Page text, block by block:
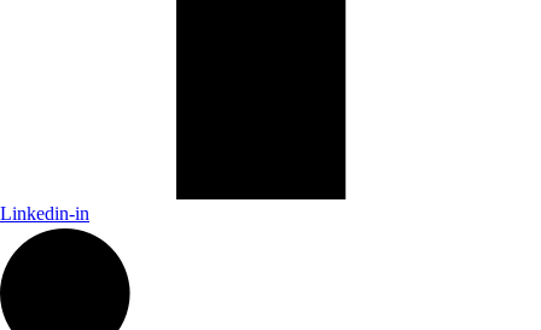
Linkedin-in